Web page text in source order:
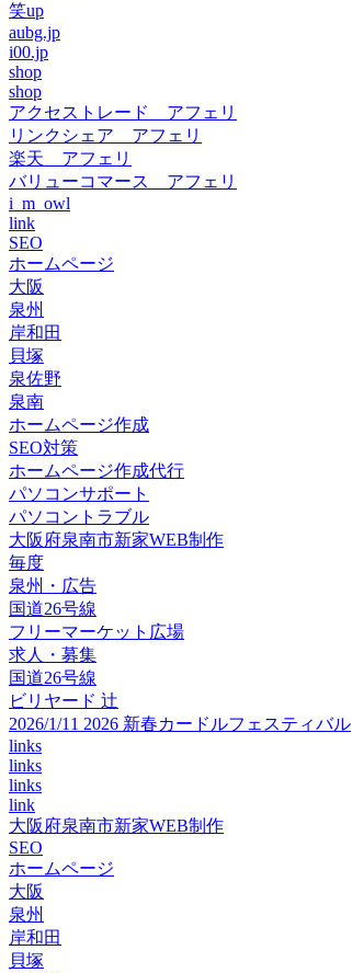
笑up
aubg.jp
i00.jp
shop
shop
アクセストレード アフェリ
リンクシェア アフェリ
楽天 アフェリ
バリューコマース アフェリ
i_m_owl
link
SEO
ホームページ
大阪
泉州
岸和田
貝塚
泉佐野
泉南
ホームページ作成
SEO対策
ホームページ作成代行
パソコンサポート
パソコントラブル
大阪府泉南市新家WEB制作
毎度
泉州・広告
国道26号線
フリーマーケット広場
求人・募集
国道26号線
ビリヤード 辻
2026/1/11 2026 新春カードルフェスティバル
links
links
links
link
大阪府泉南市新家WEB制作
SEO
ホームページ
大阪
泉州
岸和田
貝塚